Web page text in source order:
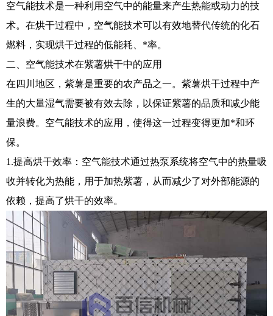
空气能技术是一种利用空气中的能量来产生热能或动力的技
术。在烘干过程中，空气能技术可以有效地替代传统的化石
燃料，实现烘干过程的低能耗、*率。
二、空气能技术在紫薯烘干中的应用
在四川地区，紫薯是重要的农产品之一。紫薯烘干过程中产
生的大量湿气需要被有效去除，以保证紫薯的品质和减少能
量浪费。空气能技术的应用，使得这一过程变得更加*和环
保。
1.提高烘干效率：空气能技术通过热泵系统将空气中的热量吸
收并转化为热能，用于加热紫薯，从而减少了对外部能源的
依赖，提高了烘干的效率。